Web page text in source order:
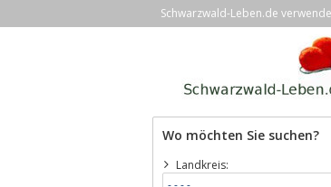
Schwarzwald-Leben.de
Wo möchten Sie suchen?
Landkreis: